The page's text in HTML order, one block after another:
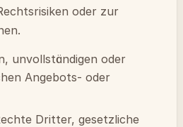
oder zur
unvollständigen oder
Angebots- oder
Dritter, gesetzliche